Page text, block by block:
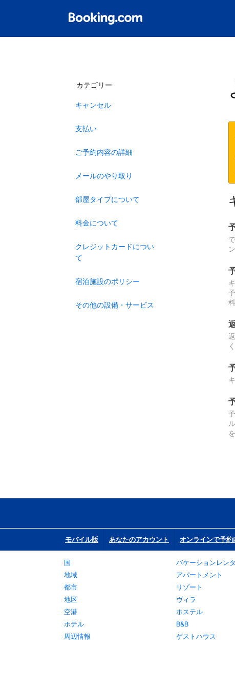
カテゴリー
キャンセル
支払い
ご予約内容の詳細
メールのやり取り
部屋タイプについて
料金について
クレジットカードについ
て
宿泊施設のポリシー
その他の設備・サービス
モバイル版 あなたのアカウント オンラインで予約
国
地域
都市
地区
空港
ホテル
周辺情報
バケーションレン
アパートメント
リゾート
ヴィラ
ホステル
B&B
ゲストハウス